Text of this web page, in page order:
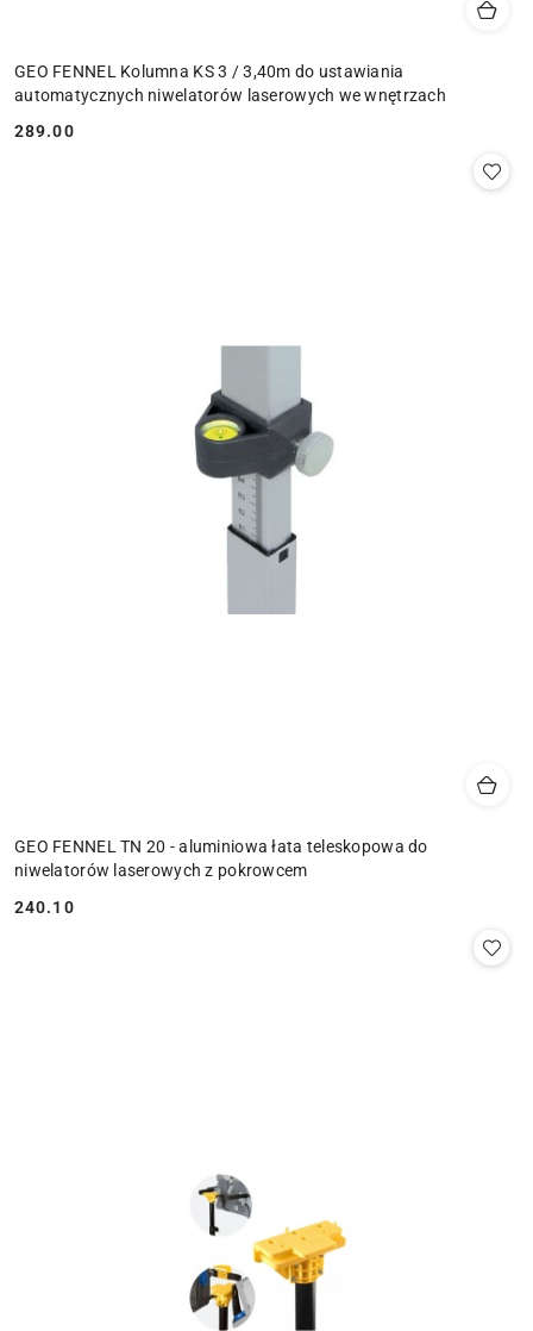
GEO FENNEL Kolumna KS 3 / 3,40m do ustawiania
automatycznych niwelatorów laserowych we wnętrzach
Cena:
289.00
GEO FENNEL TN 20 - aluminiowa łata teleskopowa do
niwelatorów laserowych z pokrowcem
Cena:
240.10